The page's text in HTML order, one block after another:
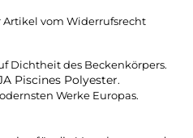
Artikel vom Widerrufsrecht
Dichtheit des Beckenkörpers.
Piscines Polyester.
Werke Europas.